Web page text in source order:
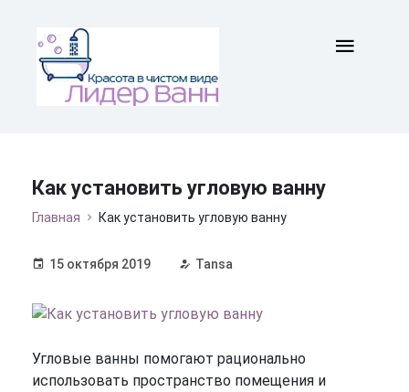
Как установить угловую ванну
Главная Как установить угловую ванну
15 октября 2019 Tansa
Угловые ванны помогают рационально
использовать пространство помещения и